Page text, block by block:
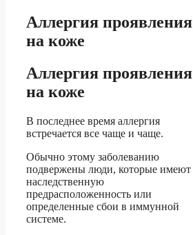
Аллергия проявления
на коже
Аллергия проявления
на коже
В последнее время аллергия
встречается все чаще и чаще.
Обычно этому заболеванию
подвержены люди, которые имеют
наследственную
предрасположенность или
определенные сбои в иммунной
системе.